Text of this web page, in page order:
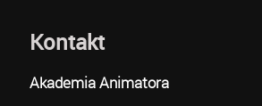
Kontakt
Akademia Animatora